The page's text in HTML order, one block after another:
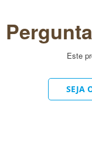
sem
selo Peta.
para
Este
SEJA